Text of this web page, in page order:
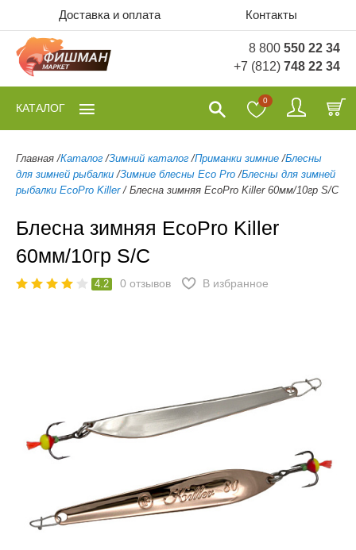
Доставка и оплата Контакты
8 800 550 22 34
+7 (812) 748 22 34
0
КАТАЛОГ
Главная /Каталог /Зимний каталог /Приманки зимние /Блесны
для зимней рыбалки /Зимние блесны Eco Pro /Блесны для зимней
рыбалки EcoPro Killer / Блесна зимняя EcoPro Killer 60мм/10гр S/C
Блесна зимняя EcoPro Killer
60мм/10гр S/C
4.2 0 отзывов В избранное